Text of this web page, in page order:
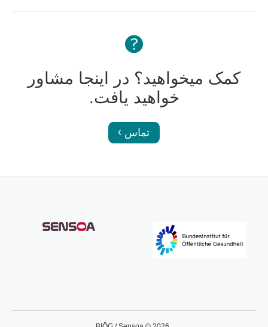
کمک میخواهید؟ در اینجا مشاور
خواهید یافت.
تماس